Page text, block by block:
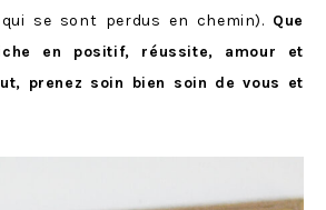
se sont perdus en chemin). Que
en positif, réussite, amour et
prenez soin bien soin de vous et